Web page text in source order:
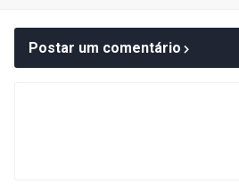
Postar um comentário